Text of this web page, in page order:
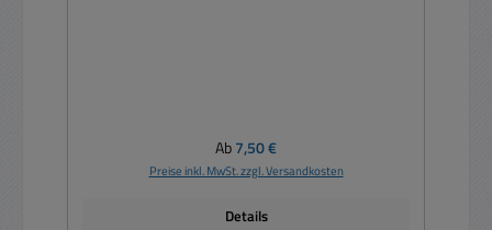
Regulärer Preis:
Ab7,50 €
Preise inkl. MwSt. zzgl. Versandkosten
Details